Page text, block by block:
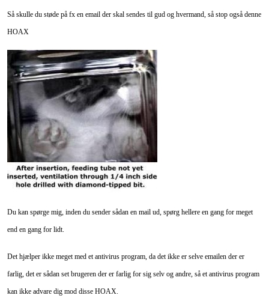
Så skulle du støde på fx en email der skal sendes til gud og hvermand, så stop også denne
HOAX
Du kan spørge mig, inden du sender sådan en mail ud, spørg hellere en gang for meget
end en gang for lidt.
Det hjælper ikke meget med et antivirus program, da det ikke er selve emailen der er
farlig, det er sådan set brugeren der er farlig for sig selv og andre, så et antivirus program
kan ikke advare dig mod disse HOAX.